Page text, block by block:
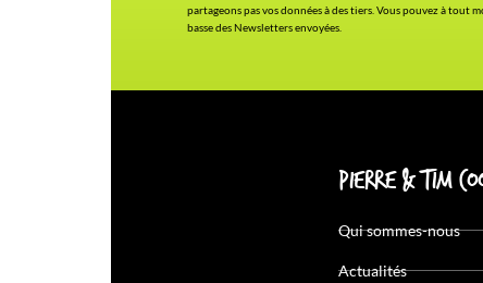
partageons pas vos données à des tiers. Vous pouvez à tout
basse des Newsletters envoyées.
Pierre & Tim
Qui sommes-nous
Actualités